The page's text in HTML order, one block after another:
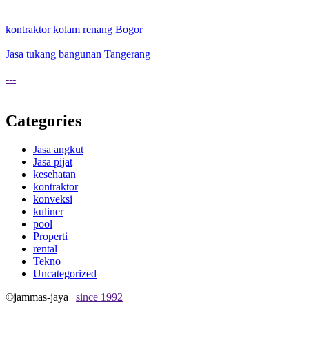
kontraktor kolam renang Bogor
Jasa tukang bangunan Tangerang
---
Categories
Jasa angkut
Jasa pijat
kesehatan
kontraktor
konveksi
kuliner
pool
Properti
rental
Tekno
Uncategorized
©jammas-jaya | since 1992